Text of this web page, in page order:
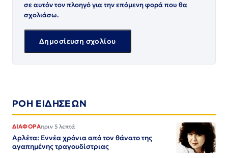
σε αυτόν τον πλοηγό για την επόμενη φορά που θα
σχολιάσω.
ΡΟΗ ΕΙΔΗΣΕΩΝ
ΔΙΑΦΟΡΑπριν 5 λεπτά
Αρλέτα: Εννέα χρόνια από τον θάνατο της
αγαπημένης τραγουδίστριας